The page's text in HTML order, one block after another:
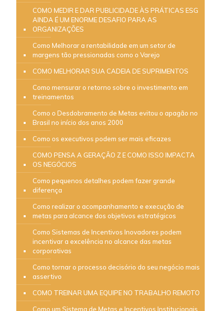
COMO MEDIR E DAR PUBLICIDADE ÀS PRÁTICAS ESG
AINDA É UM ENORME DESAFIO PARA AS
ORGANIZAÇÕES
Como Melhorar a rentabilidade em um setor de
margens tão pressionadas como o Varejo
COMO MELHORAR SUA CADEIA DE SUPRIMENTOS
Como mensurar o retorno sobre o investimento em
treinamentos
Como o Desdobramento de Metas evitou o apagão no
Brasil no início dos anos 2000
Como os executivos podem ser mais eficazes
COMO PENSA A GERAÇÃO Z E COMO ISSO IMPACTA
OS NEGÓCIOS
Como pequenos detalhes podem fazer grande
diferença
Como realizar o acompanhamento e execução de
metas para alcance dos objetivos estratégicos
Como Sistemas de Incentivos Inovadores podem
incentivar a excelência no alcance das metas
corporativas
Como tornar o processo decisório do seu negócio mais
assertivo
COMO TREINAR UMA EQUIPE NO TRABALHO REMOTO
Como um Sistema de Metas e Incentivos Institucionais